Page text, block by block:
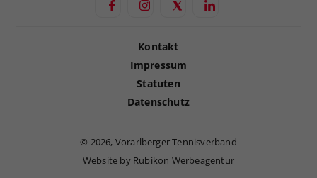
Kontakt
Impressum
Statuten
Datenschutz
© 2026, Vorarlberger Tennisverband
Website by Rubikon Werbeagentur